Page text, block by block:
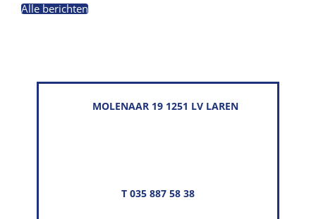
Alle berichten
MOLENAAR 19 1251 LV LAREN
T 035 887 58 38